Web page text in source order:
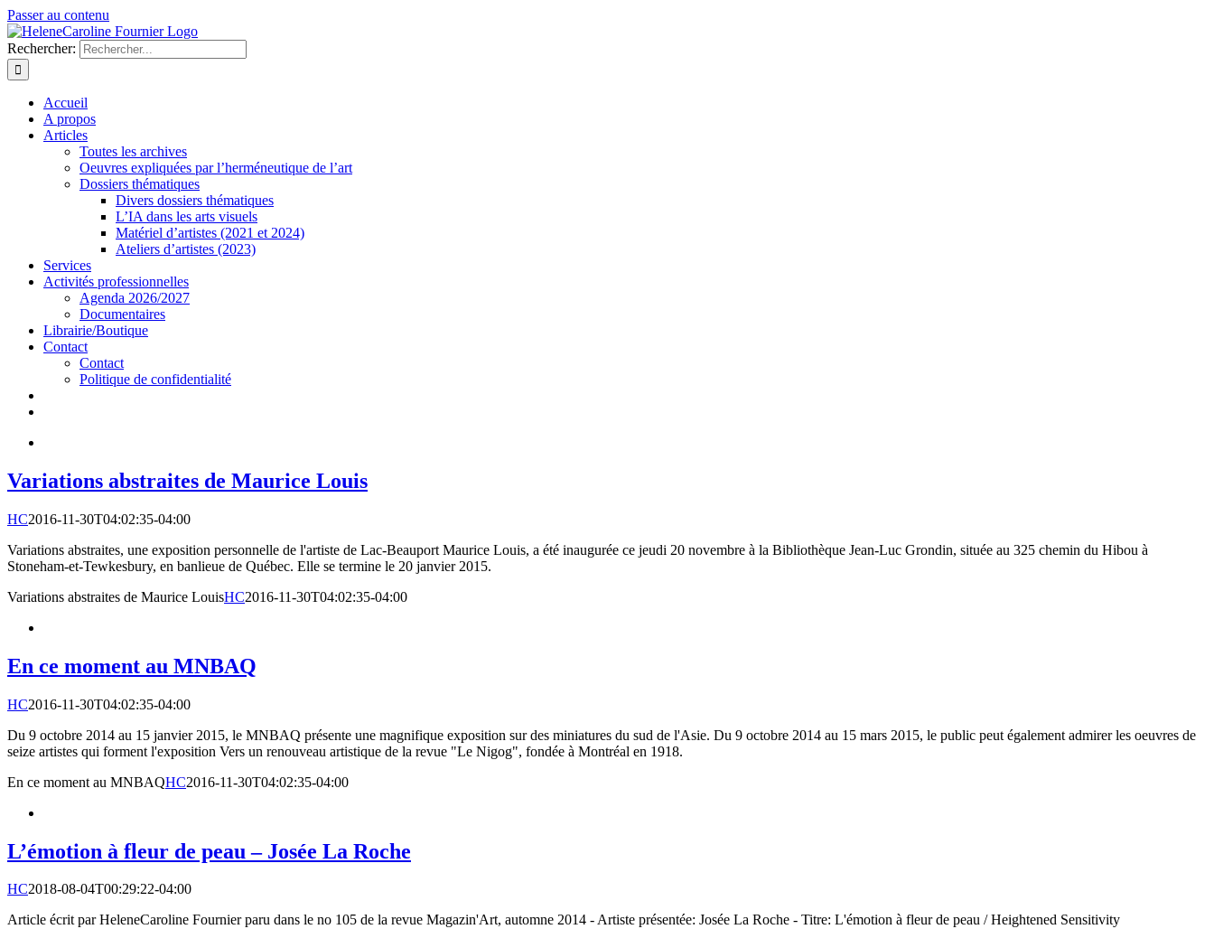
Passer au contenu
Rechercher:
Accueil
A propos
Articles
Toutes les archives
Oeuvres expliquées par l’herméneutique de l’art
Dossiers thématiques
Divers dossiers thématiques
L’IA dans les arts visuels
Matériel d’artistes (2021 et 2024)
Ateliers d’artistes (2023)
Services
Activités professionnelles
Agenda 2026/2027
Documentaires
Librairie/Boutique
Contact
Contact
Politique de confidentialité
Variations abstraites de Maurice Louis
HC2016-11-30T04:02:35-04:00
Variations abstraites, une exposition personnelle de l'artiste de Lac-Beauport Maurice Louis, a été inaugurée ce jeudi 20 novembre à la Bibliothèque Jean-Luc Grondin, située au 325 chemin du Hibou à
Stoneham-et-Tewkesbury, en banlieue de Québec. Elle se termine le 20 janvier 2015.
Variations abstraites de Maurice LouisHC2016-11-30T04:02:35-04:00
En ce moment au MNBAQ
HC2016-11-30T04:02:35-04:00
Du 9 octobre 2014 au 15 janvier 2015, le MNBAQ présente une magnifique exposition sur des miniatures du sud de l'Asie. Du 9 octobre 2014 au 15 mars 2015, le public peut également admirer les oeuvres de
seize artistes qui forment l'exposition Vers un renouveau artistique de la revue "Le Nigog", fondée à Montréal en 1918.
En ce moment au MNBAQHC2016-11-30T04:02:35-04:00
L’émotion à fleur de peau – Josée La Roche
HC2018-08-04T00:29:22-04:00
Article écrit par HeleneCaroline Fournier paru dans le no 105 de la revue Magazin'Art, automne 2014 - Artiste présentée: Josée La Roche - Titre: L'émotion à fleur de peau / Heightened Sensitivity